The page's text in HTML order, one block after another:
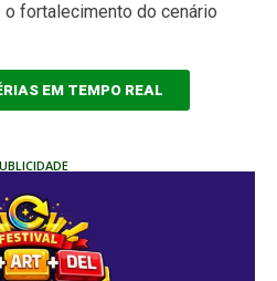
fortalecimento do cenário
EM TEMPO REAL